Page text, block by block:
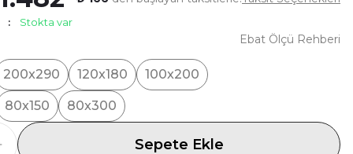
Stokta var
200x290 120x180 100x200
80x150 80x300
Ebat Ölçü Rehberi
Sepete Ekle